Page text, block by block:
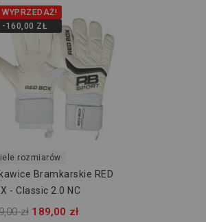
WYPRZEDAŻ!
-160,00 ZŁ
rozmiarów
Bramkarskie RED
- Classic 2.0 NC
zł 189,00 zł